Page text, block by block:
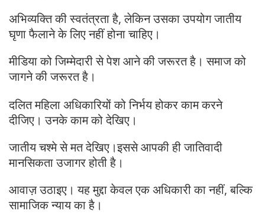
अभिव्यक्ति की स्वतंत्रता है, लेकिन उसका उपयोग जातीय
घृणा फैलाने के लिए नहीं होना चाहिए।
मीडिया को जिम्मेदारी से पेश आने की जरूरत है। समाज को
जागने की जरूरत है।
दलित महिला अधिकारियों को निर्भय होकर काम करने
दीजिए। उनके काम को देखिए।
जातीय चश्मे से मत देखिए।इससे आपकी ही जातिवादी
मानसिकता उजागर होती है।
आवाज़ उठाइए। यह मुद्दा केवल एक अधिकारी का नहीं, बल्कि
सामाजिक न्याय का है।